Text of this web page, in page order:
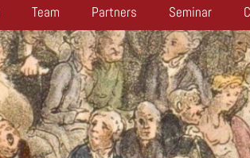
Team Partners Seminar